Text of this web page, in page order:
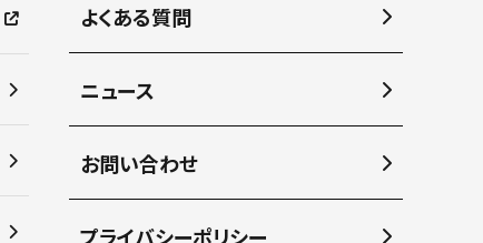
よくある質問
ニュース
お問い合わせ
プライバシーポリシー